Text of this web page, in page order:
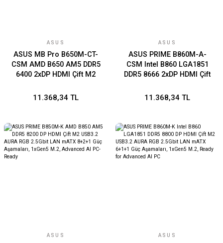
ASUS
ASUS MB Pro B650M-CT-
CSM AMD B650 AM5 DDR5
6400 2xDP HDMI Çift M2
Ücretsiz Uzaktan Yönetim
11.368,34 TL
ASUS
ASUS PRIME B860M-A-
CSM Intel B860 LGA1851
DDR5 8666 2xDP HDMI Çift
RGB 2.5Gbit LAN mATX
Advanced AI PC
11.368,34 TL
ASUS ASUS